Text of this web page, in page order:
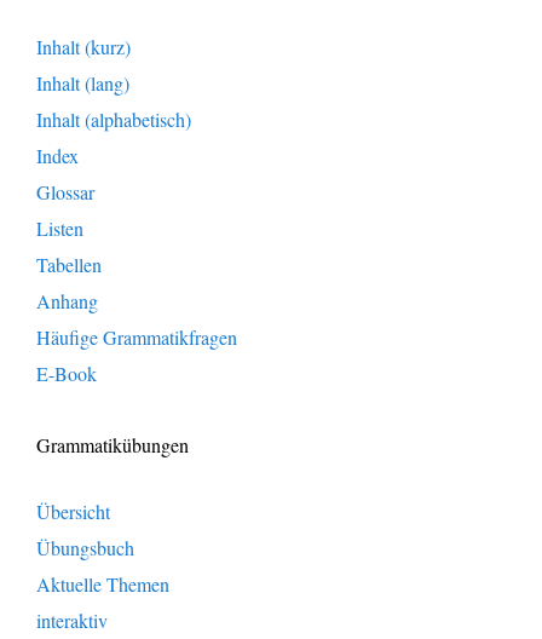
Inhalt (kurz)
Inhalt (lang)
Inhalt (alphabetisch)
Index
Glossar
Listen
Tabellen
Anhang
Häufige Grammatikfragen
E-Book
Grammatikübungen
Übersicht
Übungsbuch
Aktuelle Themen
interaktiv